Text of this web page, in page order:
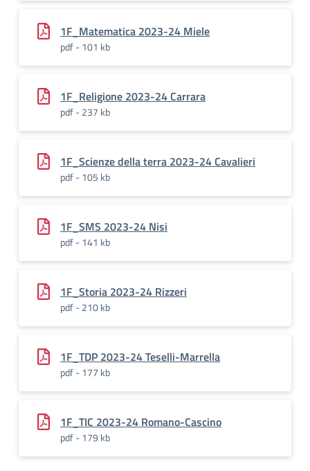
1F_Matematica 2023-24 Miele
pdf - 101 kb
1F_Religione 2023-24 Carrara
pdf - 237 kb
1F_Scienze della terra 2023-24 Cavalieri
pdf - 105 kb
1F_SMS 2023-24 Nisi
pdf - 141 kb
1F_Storia 2023-24 Rizzeri
pdf - 210 kb
1F_TDP 2023-24 Teselli-Marrella
pdf - 177 kb
1F_TIC 2023-24 Romano-Cascino
pdf - 179 kb